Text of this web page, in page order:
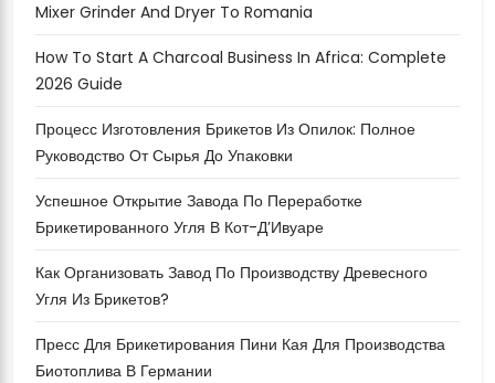
Mixer Grinder And Dryer To Romania
How To Start A Charcoal Business In Africa: Complete
2026 Guide
Процесс Изготовления Брикетов Из Опилок: Полное
Руководство От Сырья До Упаковки
Успешное Открытие Завода По Переработке
Брикетированного Угля В Кот-Д’Ивуаре
Как Организовать Завод По Производству Древесного
Угля Из Брикетов?
Пресс Для Брикетирования Пини Кая Для Производства
Биотоплива В Германии